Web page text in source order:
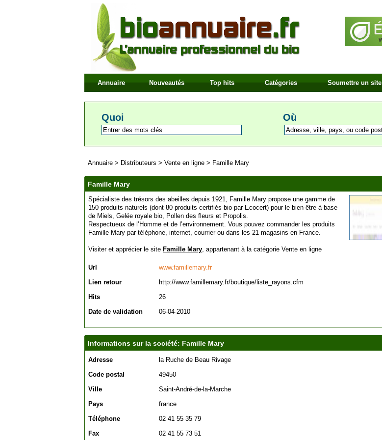
Annuaire Nouveautés Top hits Catégories Soumettre un site
Quoi Où
Annuaire > Distributeurs > Vente en ligne > Famille Mary
Famille Mary
Spécialiste des trésors des abeilles depuis 1921, Famille Mary propose une gamme de
150 produits naturels (dont 80 produits certifiés bio par Ecocert) pour le bien-être à base
de Miels, Gelée royale bio, Pollen des fleurs et Propolis.
Respectueux de l’Homme et de l’environnement. Vous pouvez commander les produits
Famille Mary par téléphone, internet, courrier ou dans les 21 magasins en France.
Visiter et apprécier le site Famille Mary, appartenant à la catégorie Vente en ligne
Url
www.famillemary.fr
Lien retour
http://www.famillemary.fr/boutique/liste_rayons.cfm
Hits
26
Date de validation
06-04-2010
Informations sur la société: Famille Mary
Adresse
la Ruche de Beau Rivage
Code postal
49450
Ville
Saint-André-de-la-Marche
Pays
france
Téléphone
02 41 55 35 79
Fax
02 41 55 73 51